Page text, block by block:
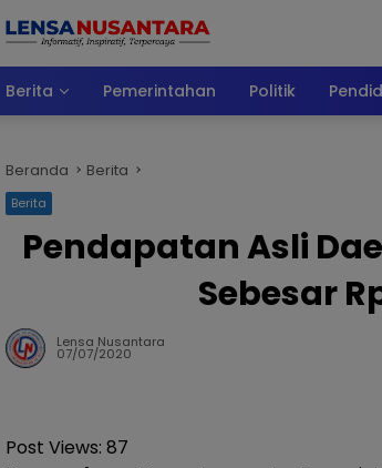
Berita
Pemerintahan Politik
Beranda Berita
Berita
Pendapatan Asli
Sebesar
Lensa Nusantara
07/07/2020
Post Views: 87